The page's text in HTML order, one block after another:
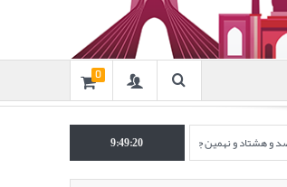
0
جلسه هفتگی مرکز تحقیقات فرآوری مواد کاشی‌گر (استانداردسازی
9:49:21